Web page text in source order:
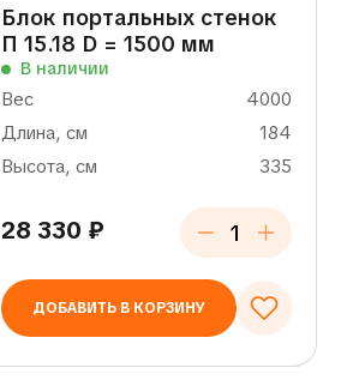
Блок портальных стенок
П 15.18 D = 1500 мм
В наличии
Вес
4000
Длина, см
184
Высота, см
335
28 330 ₽
ДОБАВИТЬ В КОРЗИНУ